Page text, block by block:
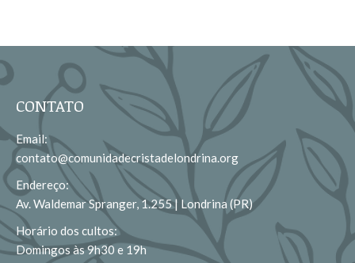
CONTATO
Email:
contato@comunidadecristadelondrina.org
Endereço:
Av. Waldemar Spranger, 1.255 | Londrina (PR)
Horário dos cultos:
Domingos às 9h30 e 19h